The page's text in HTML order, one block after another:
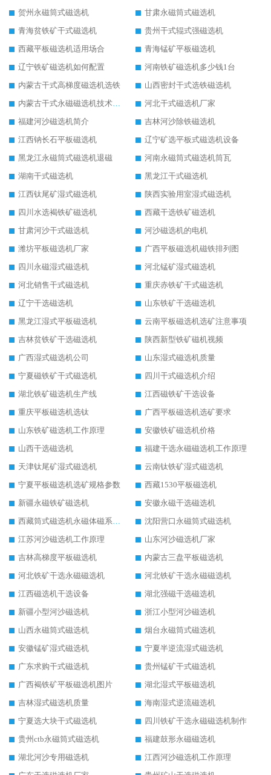
贺州永磁筒式磁选机
甘肃永磁筒式磁选机
青海贫铁矿干式磁选机
贵州干式辊式强磁选机
西藏平板磁选机适用场合
青海锰矿平板磁选机
辽宁铁矿磁选机如何配置
河南铁矿磁选机多少钱1台
内蒙古干式高梯度磁选机选铁
山西密封干式选铁磁选机
内蒙古干式永磁磁选机技术要求
河北干式磁选机厂家
福建河沙磁选机简介
吉林河沙除铁磁选机
江西钠长石平板磁选机
辽宁矿选平板式磁选机设备
黑龙江永磁筒式磁选机退磁
河南永磁筒式磁选机筒瓦
湖南干式磁选机
黑龙江干式磁选机
江西钛尾矿湿式磁选机
陕西实验用室湿式磁选机
四川水选褐铁矿磁选机
西藏干选铁矿磁选机
甘肃河沙干式磁选机
河沙磁选机的电机
潍坊平板磁选机厂家
广西平板磁选机磁铁排列图
四川永磁湿式磁选机
河北锰矿湿式磁选机
河北销售干式磁选机
重庆赤铁矿干式磁选机
辽宁干选磁选机
山东铁矿干选磁选机
黑龙江湿式平板磁选机
云南平板磁选机选矿注意事项
吉林贫铁矿干选磁选机
陕西新型铁矿磁机视频
广西湿式磁选机公司
山东湿式磁选机质量
宁夏磁铁矿干式磁选机
四川干式磁选机介绍
湖北铁矿磁选机生产线
江西磁铁矿干选设备
重庆平板磁选机选钛
广西平板磁选机选矿要求
山东铁矿磁选机工作原理
安徽铁矿磁选机价格
山西干选磁选机
福建干选永磁磁选机工作原理
天津钛尾矿湿式磁选机
云南钛铁矿湿式磁选机
宁夏平板磁选机选矿规格参数
西藏1530平板磁选机
新疆永磁铁矿磁选机
安徽永磁干选磁选机
西藏筒式磁选机永磁体磁系设计
沈阳营口永磁筒式磁选机
江苏河沙磁选机工作原理
山东河沙磁选机厂家
吉林高梯度平板磁选机
内蒙古三盘平板磁选机
河北铁矿干选永磁磁选机
河北铁矿干选永磁磁选机
江西磁选机干选设备
湖北强磁干选磁选机
新疆小型河沙磁选机
浙江小型河沙磁选机
山西永磁筒式磁选机
烟台永磁筒式磁选机
安徽锰矿湿式磁选机
宁夏半逆流湿式磁选机
广东求购干式磁选机
贵州锰矿干式磁选机
广西褐铁矿平板磁选机图片
湖北湿式平板磁选机
吉林湿式磁选机质量
海南湿式逆流磁选机
宁夏选大块干式磁选机
四川铁矿干选永磁磁选机制作
贵州ctb永磁筒式磁选机
福建鼓形永磁磁选机
湖北河沙专用磁选机
江西河沙磁选机工作原理